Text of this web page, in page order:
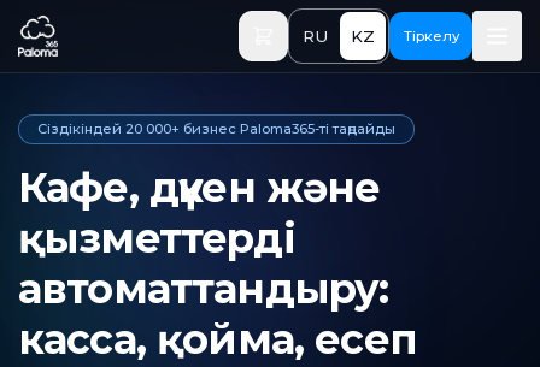
Негізгі мазмұнға өту
RU KZ Тіркелу
Сіздікіндей 20 000+ бизнес Paloma365-ті таңдайды
Кафе, дүкен және
қызметтерді
автоматтандыру:
касса, қойма, есеп